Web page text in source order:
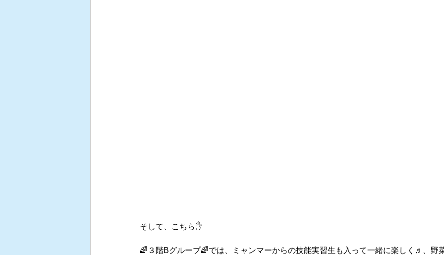
そして、こちら✋
🌈３階Bグループ🌈では、ミャンマーからの技能実習生も入って一緒に楽しく♬、野